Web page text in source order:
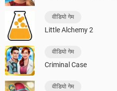
वीडियो गेम
Little Alchemy 2
वीडियो गेम
Criminal Case
वीडियो गेम